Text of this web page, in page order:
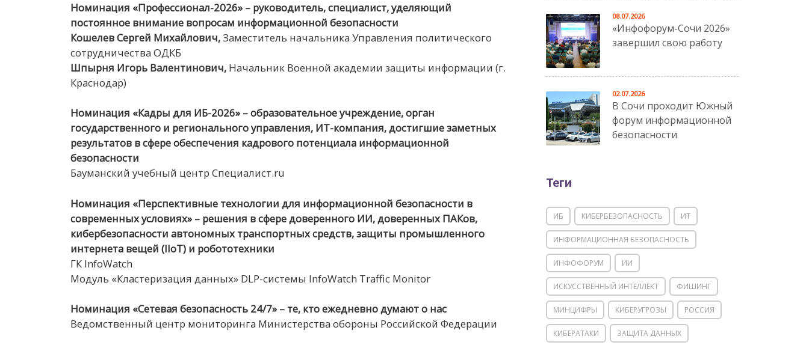
Номинация «Профессионал-2026» – руководитель, специалист, уделяющий
постоянное внимание вопросам информационной безопасности
Кошелев Сергей Михайлович,Заместитель начальника Управления политического
сотрудничества ОДКБ
Шпырня Игорь Валентинович, Начальник Военной академии защиты информации (г.
Краснодар)
Номинация «Кадры для ИБ-2026» – образовательное учреждение, орган
государственного и регионального управления, ИТ-компания, достигшие заметных
результатов в сфере обеспечения кадрового потенциала информационной
безопасности
Бауманский учебный центр Специалист.ru
Номинация «Перспективные технологии для информационной безопасности в
современных условиях» – решения в сфере доверенного ИИ, доверенных ПАКов,
кибербезопасности автономных транспортных средств, защиты промышленного
интернета вещей (IIoT) и робототехники
ГК InfoWatch
Модуль «Кластеризация данных» DLP-системы InfoWatch Traffic Monitor
Номинация «Сетевая безопасность 24/7» – те, кто ежедневно думают о нас
Ведомственный центр мониторинга Министерства обороны Российской Федерации
«Инфофорум-Сочи 2026»
завершил свою работу
08.07.2026
В Сочи проходит Южный
форум информационной
безопасности
02.07.2026
Теги
ИБ КИБЕРБЕЗОПАСНОСТЬ ИТ
ИНФОРМАЦИОННАЯ БЕЗОПАСНОСТЬ
ИНФОФОРУМ ИИ
ИСКУССТВЕННЫЙ ИНТЕЛЛЕКТ ФИШИНГ
МИНЦИФРЫ КИБЕРУГРОЗЫ РОССИЯ
КИБЕРАТАКИ ЗАЩИТА ДАННЫХ